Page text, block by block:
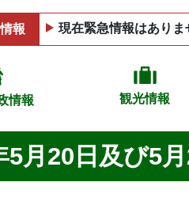
報 現在緊急情報はありま
情報 観光情報
5月20日及び5